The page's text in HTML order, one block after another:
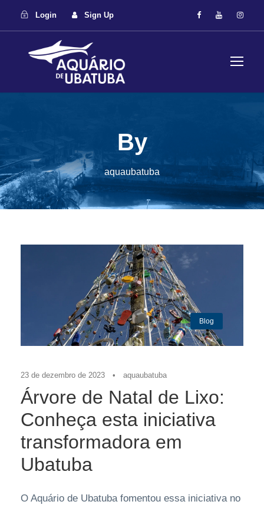
Login Sign Up
By
aquaubatuba
Blog
23 de dezembro de 2023 • aquaubatuba
Árvore de Natal de Lixo:
Conheça esta iniciativa
transformadora em
Ubatuba
O Aquário de Ubatuba fomentou essa iniciativa no